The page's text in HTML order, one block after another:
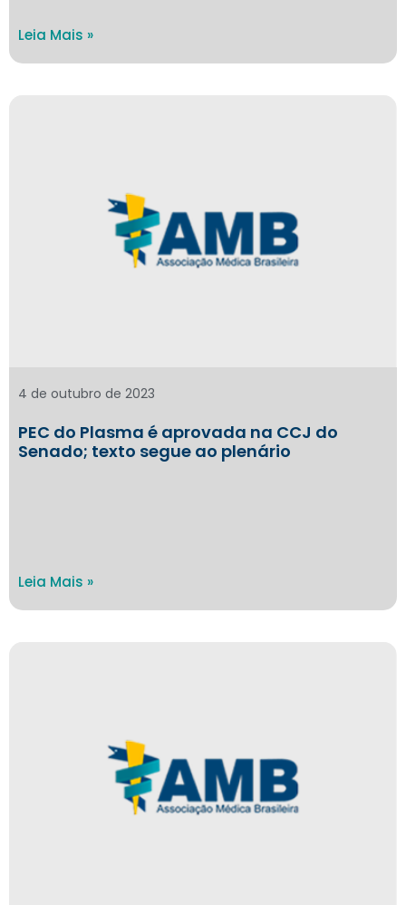
Leia Mais »
PEC do Plasma é aprovada na CCJ do
Senado; texto segue ao plenário
4 de outubro de 2023
Leia Mais »